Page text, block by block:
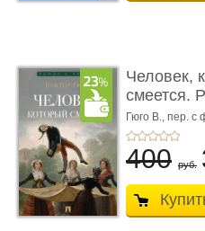
Человек,
смеется.
«Роман с
Гюго В., пер. с
400 руб.